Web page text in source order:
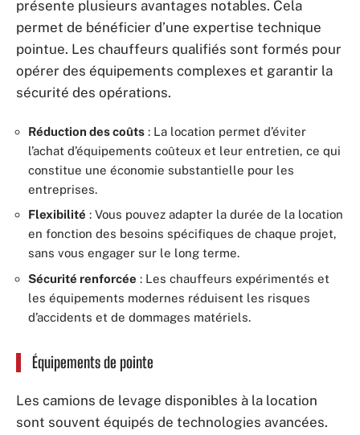
présente plusieurs avantages notables. Cela
permet de bénéficier d’une expertise technique
pointue. Les chauffeurs qualifiés sont formés pour
opérer des équipements complexes et garantir la
sécurité des opérations.
Réduction des coûts : La location permet d’éviter
l’achat d’équipements coûteux et leur entretien, ce qui
constitue une économie substantielle pour les
entreprises.
Flexibilité : Vous pouvez adapter la durée de la location
en fonction des besoins spécifiques de chaque projet,
sans vous engager sur le long terme.
Sécurité renforcée : Les chauffeurs expérimentés et
les équipements modernes réduisent les risques
d’accidents et de dommages matériels.
Équipements de pointe
Les camions de levage disponibles à la location
sont souvent équipés de technologies avancées.